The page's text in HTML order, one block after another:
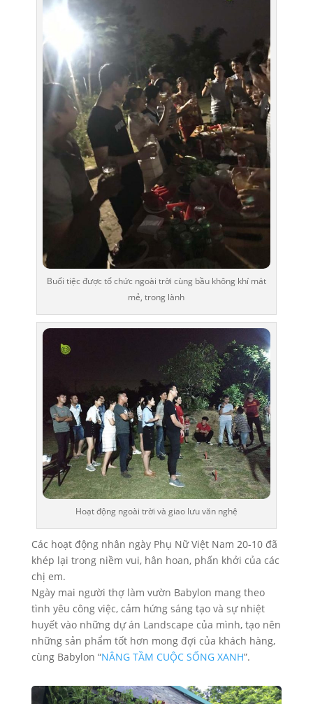
Buổi tiệc được tổ chức ngoài trời cùng bầu không khí mát
mẻ, trong lành
Hoạt động ngoài trời và giao lưu văn nghệ
Các hoạt động nhân ngày Phụ Nữ Việt Nam 20-10 đã
khép lại trong niềm vui, hân hoan, phấn khởi của các
chị em.
Ngày mai người thợ làm vườn Babylon mang theo
tình yêu công việc, cảm hứng sáng tạo và sự nhiệt
huyết vào những dự án Landscape của mình, tạo nên
những sản phẩm tốt hơn mong đợi của khách hàng,
cùng Babylon “NÂNG TẦM CUỘC SỐNG XANH”.